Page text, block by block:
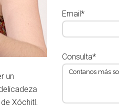
un
Xóchitl.
Email*
Consulta*